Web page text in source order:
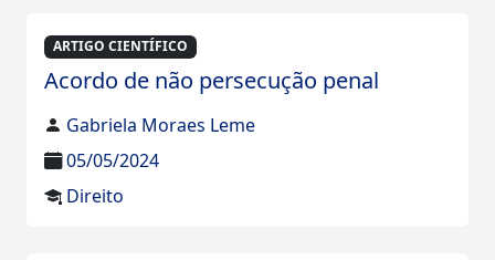
ARTIGO CIENTÍFICO
Acordo de não persecução penal
Gabriela Moraes Leme
05/05/2024
Direito